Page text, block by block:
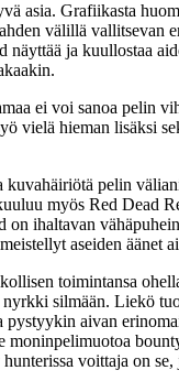
asia. Grafiikasta
välillä
ja kuullostaa
ei voi sanoa pelin
hieman lisäksi
pelin
myös Red Dead
ihaltavan
aseiden äänet
toimintansa
silmään. Liekö
aivan
voittaja on